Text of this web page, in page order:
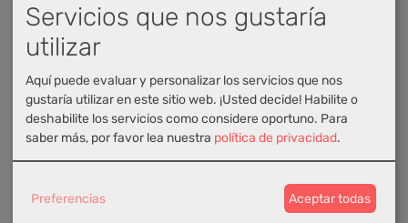
Extensiones de dominio: qué son y las más
populares
Comentarios
Servicios que nos gustaría
utilizar
Aquí puede evaluar y personalizar los servicios que nos
gustaría utilizar en este sitio web. ¡Usted decide! Habilite o
deshabilite los servicios como considere oportuno. Para
saber más, por favor lea nuestra política de privacidad.
Preferencias Aceptar todas